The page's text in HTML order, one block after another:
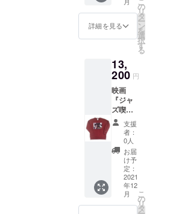
を与え
左胸に
は
トレー
ドマー
ク「レ
コード
ワッペ
ン」が
ワンポ
イント
で入っ
てお
り、DJ
の方や
アー
ティス
トの方
タンに
は高級
感のあ
ン（貝
ボタ
ン）」
を使
用。 き
れい目
な綿ブ
ロード
生地と
相性の
良い綺
麗なボ
タンで
好印象
を与え
トス
ウェッ
ト。
音楽界
に多大
な影響
を与え
たベー
シスト
の貴重
なワン
シーン
を切り
取った
他では
手に入
らない
商品で
す。冬
テム。
WATER
FALL限
定コラ
ボス
ト。
ジャズ
写真
家・内
山繁氏
が撮影
した最
強ベー
シスト
「ジャ
コ・パ
ストリ
アス」
のフォ
トス
ウェッ
詳細を見る
の
リ
タ
ー
ン
を
選
択
す
る
13,
200 円
映画
『ジャ
ズ喫茶
ベイ
シー』
公開を
祝し
JAZZ名
盤『マ
イル
ス・
ディ
ヴィス
支援
者：
0人
お届
け予
定：
2021
年12
月
こ
の
リ
タ